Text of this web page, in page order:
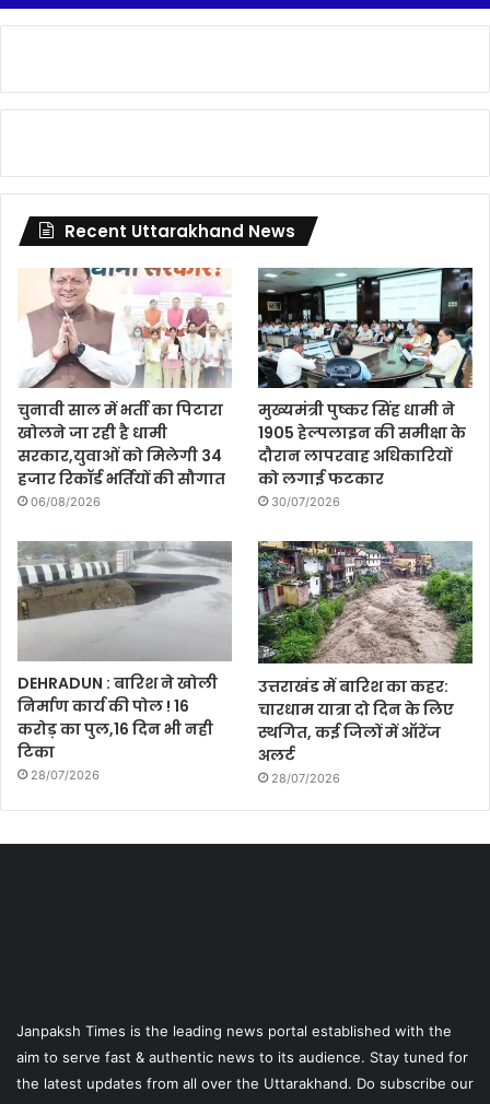
Recent Uttarakhand News
चुनावी साल में भर्ती का पिटारा
खोलने जा रही है धामी
सरकार,युवाओं को मिलेगी 34
हजार रिकॉर्ड भर्तियों की सौगात
06/08/2026
मुख्यमंत्री पुष्कर सिंह धामी ने
1905 हेल्पलाइन की समीक्षा के
दौरान लापरवाह अधिकारियों
को लगाई फटकार
30/07/2026
DEHRADUN : बारिश ने खोली
निर्माण कार्य की पोल ! 16
करोड़ का पुल,16 दिन भी नही
टिका
28/07/2026
उत्तराखंड में बारिश का कहर:
चारधाम यात्रा दो दिन के लिए
स्थगित, कई जिलों में ऑरेंज
अलर्ट
28/07/2026
Janpaksh Times is the leading news portal established with the
aim to serve fast & authentic news to its audience. Stay tuned for
the latest updates from all over the Uttarakhand. Do subscribe our